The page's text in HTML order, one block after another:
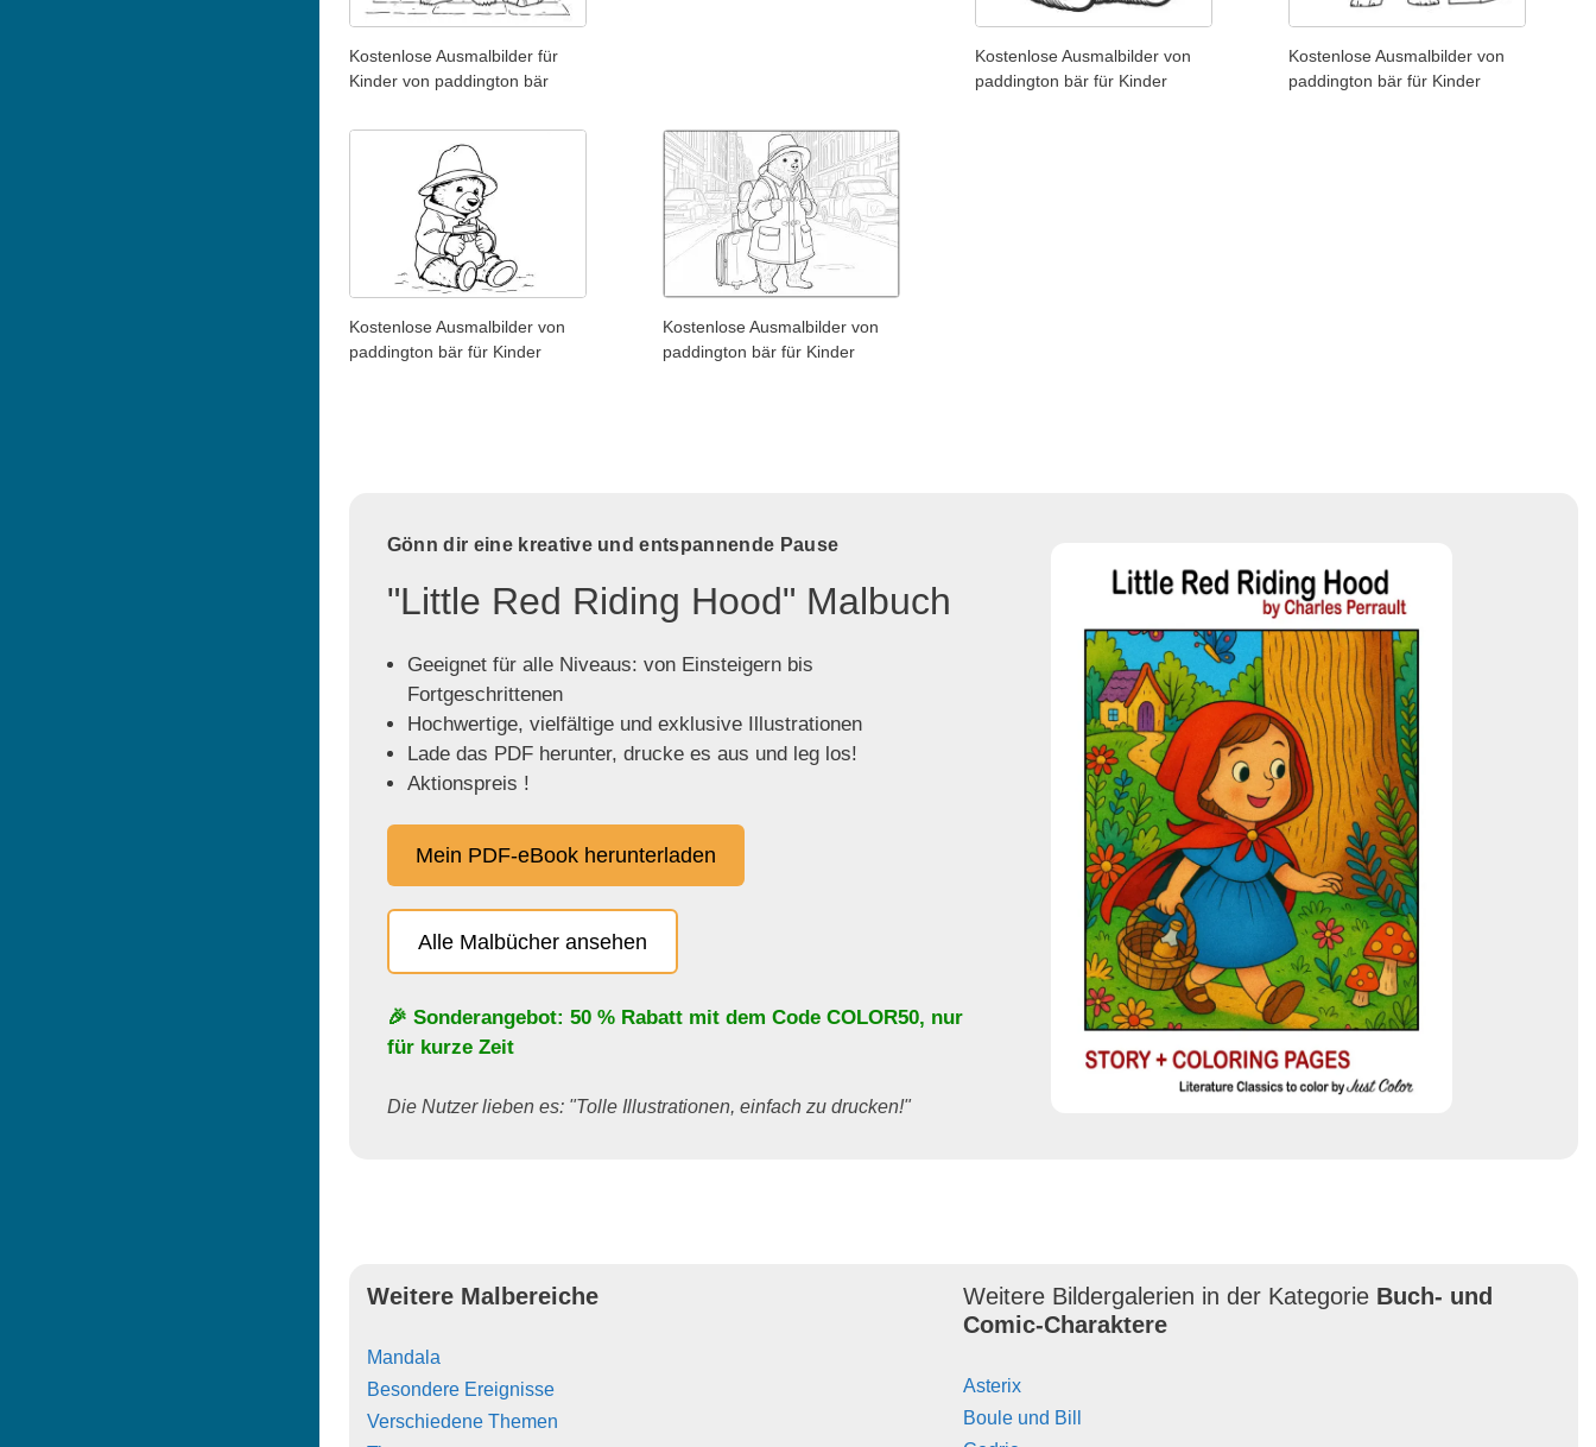
Kostenlose Ausmalbilder für
Kinder von paddington bär
Kostenlose Ausmalbilder von
paddington bär für Kinder
Kostenlose Ausmalbilder von
paddington bär für Kinder
Kostenlose Ausmalbilder von
paddington bär für Kinder
Kostenlose Ausmalbilder von
paddington bär für Kinder
Gönn dir eine kreative und entspannende Pause
"Little Red Riding Hood" Malbuch
Geeignet für alle Niveaus: von Einsteigern bis
Fortgeschrittenen
Hochwertige, vielfältige und exklusive Illustrationen
Lade das PDF herunter, drucke es aus und leg los!
Aktionspreis !
Mein PDF-eBook herunterladen
Alle Malbücher ansehen
🎉 Sonderangebot: 50 % Rabatt mit dem Code COLOR50, nur
für kurze Zeit
Die Nutzer lieben es: "Tolle Illustrationen, einfach zu drucken!"
Weitere Malbereiche
Mandala
Besondere Ereignisse
Verschiedene Themen
Weitere Bildergalerien in der Kategorie Buch- und
Comic-Charaktere
Asterix
Boule und Bill